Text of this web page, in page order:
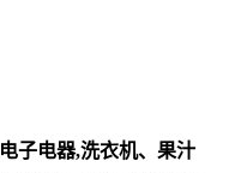
电子电器,洗衣机、果汁